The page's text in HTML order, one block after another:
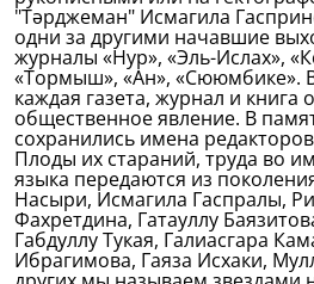
"Тәрджеман" Исмагила
одни за другими начавшие
журналы «Нур», «Эль-Ислах»,
«Тормыш», «Ан», «Сююмбике».
каждая газета, журнал и книга
общественное явление. В
сохранились имена
Плоды их стараний, труда во
языка передаются из
Насыри, Исмагила Гаспралы,
Фахретдина, Гатауллу
Габдуллу Тукая, Галиасгара
Ибрагимова, Гаяза Исхаки,